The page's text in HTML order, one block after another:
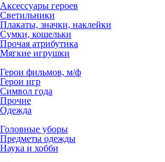
Аксессуары героев
Светильники
Плакаты, значки, наклейки
Сумки, кошельки
Прочая атрибутика
Мягкие игрушки
Герои фильмов, м/ф
Герои игр
Символ года
Прочие
Одежда
Головные уборы
Предметы одежды
Наука и хобби